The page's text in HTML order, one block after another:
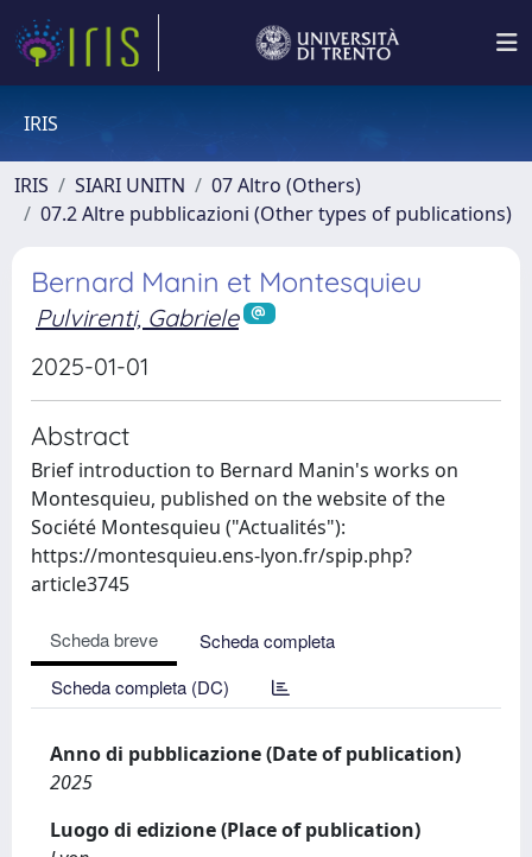
IRIS
IRIS SIARI UNITN
07 Altro (Others)
07.2 Altre pubblicazioni (Other types of publications)
Bernard Manin et Montesquieu
Pulvirenti, Gabriele
2025-01-01
Abstract
Brief introduction to Bernard Manin's works on
Montesquieu, published on the website of the
Société Montesquieu ("Actualités"):
https://montesquieu.ens-lyon.fr/spip.php?
article3745
Scheda breve
Scheda completa
Scheda completa (DC)
Anno di pubblicazione (Date of publication)
2025
Luogo di edizione (Place of publication)